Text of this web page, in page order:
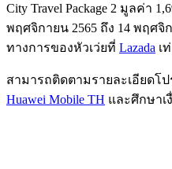
City Travel Package 2 มูลค่า
พฤศจิกายน 2565 ถึง 14 พฤศจิ
ทางการของหัวเว่ยที่ Lazada เ
สามารถติดตามรายละเอียดโ
Huawei Mobile TH และศึกษาเ